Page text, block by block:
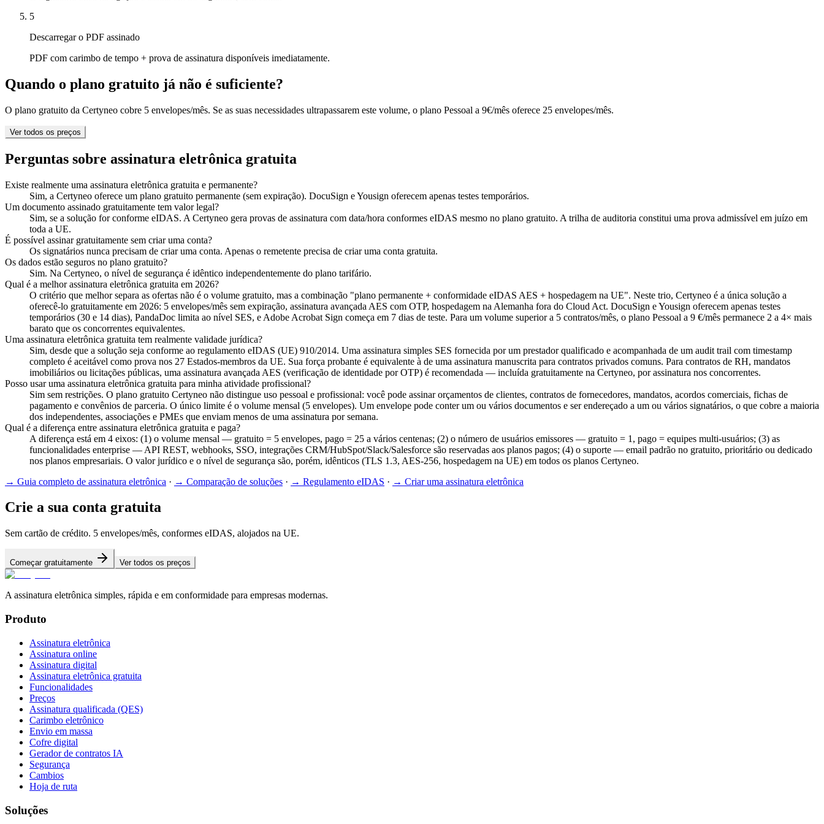
5
Descarregar o PDF assinado
PDF com carimbo de tempo + prova de assinatura disponíveis imediatamente.
Quando o plano gratuito já não é suficiente?
O plano gratuito da Certyneo cobre 5 envelopes/mês. Se as suas necessidades ultrapassarem este volume, o plano Pessoal a 9€/mês oferece 25 envelopes/mês.
Ver todos os preços
Perguntas sobre assinatura eletrônica gratuita
Existe realmente uma assinatura eletrônica gratuita e permanente?
Sim, a Certyneo oferece um plano gratuito permanente (sem expiração). DocuSign e Yousign oferecem apenas testes temporários.
Um documento assinado gratuitamente tem valor legal?
Sim, se a solução for conforme eIDAS. A Certyneo gera provas de assinatura com data/hora conformes eIDAS mesmo no plano gratuito. A trilha de auditoria constitui uma prova admissível em juízo em
toda a UE.
É possível assinar gratuitamente sem criar uma conta?
Os signatários nunca precisam de criar uma conta. Apenas o remetente precisa de criar uma conta gratuita.
Os dados estão seguros no plano gratuito?
Sim. Na Certyneo, o nível de segurança é idêntico independentemente do plano tarifário.
Qual é a melhor assinatura eletrônica gratuita em 2026?
O critério que melhor separa as ofertas não é o volume gratuito, mas a combinação "plano permanente + conformidade eIDAS AES + hospedagem na UE". Neste trio, Certyneo é a única solução a
oferecê-lo gratuitamente em 2026: 5 envelopes/mês sem expiração, assinatura avançada AES com OTP, hospedagem na Alemanha fora do Cloud Act. DocuSign e Yousign oferecem apenas testes
temporários (30 e 14 dias), PandaDoc limita ao nível SES, e Adobe Acrobat Sign começa em 7 dias de teste. Para um volume superior a 5 contratos/mês, o plano Pessoal a 9 €/mês permanece 2 a 4× mais
barato que os concorrentes equivalentes.
Uma assinatura eletrônica gratuita tem realmente validade jurídica?
Sim, desde que a solução seja conforme ao regulamento eIDAS (UE) 910/2014. Uma assinatura simples SES fornecida por um prestador qualificado e acompanhada de um audit trail com timestamp
completo é aceitável como prova nos 27 Estados-membros da UE. Sua força probante é equivalente à de uma assinatura manuscrita para contratos privados comuns. Para contratos de RH, mandatos
imobiliários ou licitações públicas, uma assinatura avançada AES (verificação de identidade por OTP) é recomendada — incluída gratuitamente na Certyneo, por assinatura nos concorrentes.
Posso usar uma assinatura eletrônica gratuita para minha atividade profissional?
Sim sem restrições. O plano gratuito Certyneo não distingue uso pessoal e profissional: você pode assinar orçamentos de clientes, contratos de fornecedores, mandatos, acordos comerciais, fichas de
pagamento e convênios de parceria. O único limite é o volume mensal (5 envelopes). Um envelope pode conter um ou vários documentos e ser endereçado a um ou vários signatários, o que cobre a maioria
dos independentes, associações e PMEs que enviam menos de uma assinatura por semana.
Qual é a diferença entre assinatura eletrônica gratuita e paga?
A diferença está em 4 eixos: (1) o volume mensal — gratuito = 5 envelopes, pago = 25 a vários centenas; (2) o número de usuários emissores — gratuito = 1, pago = equipes multi-usuários; (3) as
funcionalidades enterprise — API REST, webhooks, SSO, integrações CRM/HubSpot/Slack/Salesforce são reservadas aos planos pagos; (4) o suporte — email padrão no gratuito, prioritário ou dedicado
nos planos empresariais. O valor jurídico e o nível de segurança são, porém, idênticos (TLS 1.3, AES-256, hospedagem na UE) em todos os planos Certyneo.
→ Guia completo de assinatura eletrônica · → Comparação de soluções · → Regulamento eIDAS · → Criar uma assinatura eletrônica
Crie a sua conta gratuita
Sem cartão de crédito. 5 envelopes/mês, conformes eIDAS, alojados na UE.
Começar gratuitamente Ver todos os preços
A assinatura eletrônica simples, rápida e em conformidade para empresas modernas.
Produto
Assinatura eletrônica
Assinatura online
Assinatura digital
Assinatura eletrônica gratuita
Funcionalidades
Preços
Assinatura qualificada (QES)
Carimbo eletrônico
Envio em massa
Cofre digital
Gerador de contratos IA
Segurança
Cambios
Hoja de ruta
Soluções